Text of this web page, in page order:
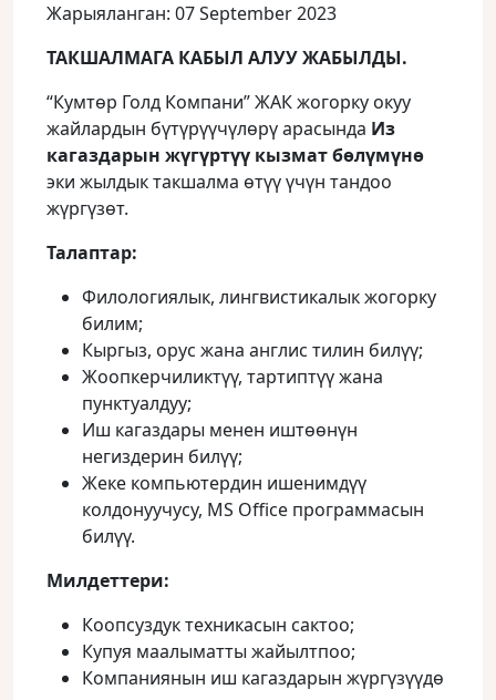
Жарыяланган: 07 September 2023
ТАКШАЛМАГА КАБЫЛ АЛУУ ЖАБЫЛДЫ.
“Кумтөр Голд Компани” ЖАК жогорку окуу
жайлардын бүтүрүүчүлөрү арасында Из
кагаздарын жүгүртүү кызматбөлүмүнө
эки жылдык такшалма өтүү үчүн тандоо
жүргүзөт.
Талаптар:
Филологиялык, лингвистикалык жогорку
билим;
Кыргыз, орус жана англис тилин билүү;
Жоопкерчиликтүү, тартиптүү жана
пунктуалдуу;
Иш кагаздары менен иштөөнүн
негиздерин билүү;
Жеке компьютердин ишенимдүү
колдонуучусу, MS Office программасын
билүү.
Милдеттери:
Коопсуздук техникасын сактоо;
Купуя маалыматты жайылтпоо;
Компаниянын иш кагаздарын жүргүзүүдө